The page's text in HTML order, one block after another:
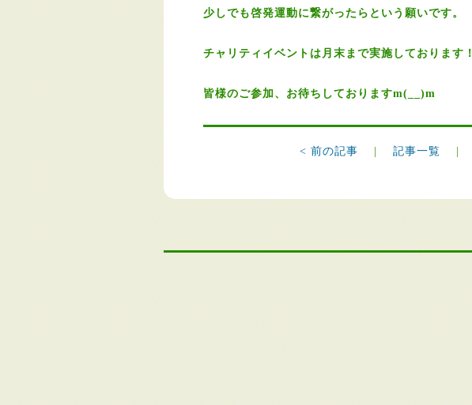
少しでも啓発運動に繋がったらという願いです。
チャリティイベントは月末まで実施しております！
皆様のご参加、お待ちしておりますm(__)m
< 前の記事 記事一覧